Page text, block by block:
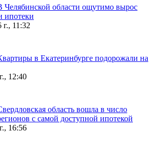
Челябинской области ощутимо вырос
ипотеки
11:32
в Екатеринбурге подорожали на
12:40
область вошла в число
с самой доступной ипотекой
16:56